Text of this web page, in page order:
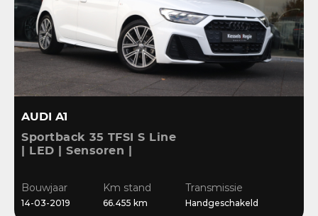
AUDI A1
Sportback 35 TFSI S Line
| LED | Sensoren |
Bouwjaar
14-03-2019
Km stand
66.455 km
Transmissie
Handgeschakeld